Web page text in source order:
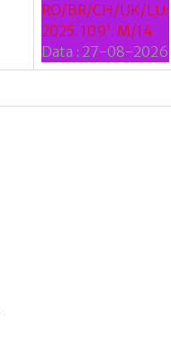
RO/BR/CH/UK/LU:
2025. 109’. M/14
Data : 27-08-2026